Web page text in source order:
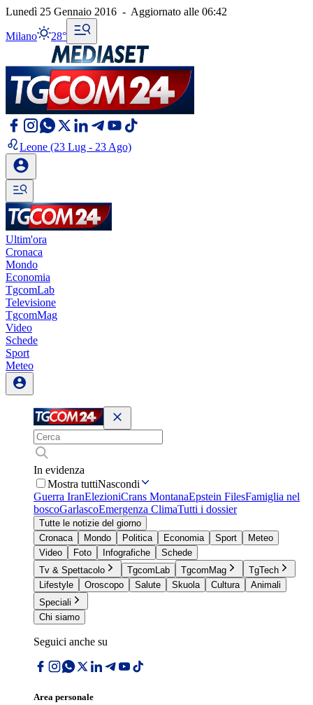
Lunedì 25 Gennaio 2016 - Aggiornato alle 06:42
Milano 28°
Leone (23 Lug - 23 Ago)
Ultim'ora
Cronaca
Mondo
Economia
TgcomLab
Televisione
TgcomMag
Video
Schede
Sport
Meteo
In evidenza
Mostra tuttiNascondi
Guerra IranElezioniCrans MontanaEpstein FilesFamiglia nel
boscoGarlascoEmergenza ClimaTutti i dossier
Tutte le notizie del giorno
Cronaca
Mondo Politica Economia Sport
Meteo
Video
Foto Infografiche
Schede
Tv & Spettacolo
TgcomLab TgcomMag
TgTech
Lifestyle
Oroscopo Salute Skuola Cultura
Animali
Speciali
Chi siamo
Seguici anche su
Area personale